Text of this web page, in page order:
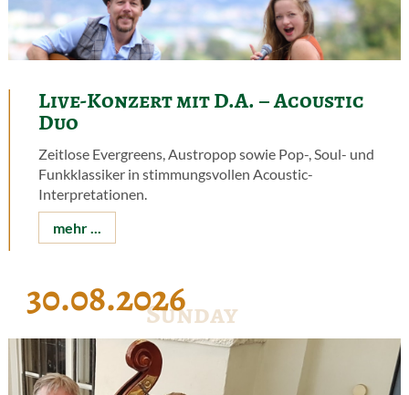
Live-Konzert mit D.A. – Acoustic
Duo
Zeitlose Evergreens, Austropop sowie Pop-, Soul- und
Funkklassiker in stimmungsvollen Acoustic-
Interpretationen.
mehr ...
Sunday
30.08.2026